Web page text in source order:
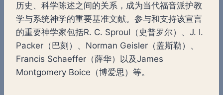
历史、科学陈述之间的关系，成为当代福音派护教
学与系统神学的重要基准文献。参与和支持该宣言
的重要神学家包括R. C. Sproul（史普罗尔）、J. I.
Packer（巴刻）、Norman Geisler（盖斯勒）、
Francis Schaeffer（薛华）以及James
Montgomery Boice（博爱思）等。